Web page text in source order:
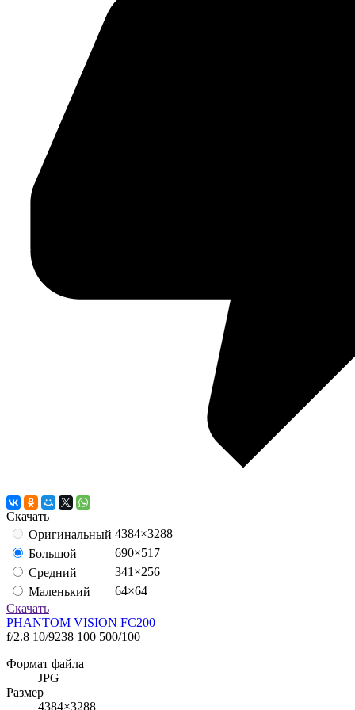
Скачать
Оригинальный 4384×3288
Большой
690×517
Средний
341×256
Маленький
64×64
Скачать
PHANTOM VISION FC200
f/2.8 10/9238 100 500/100
Формат файла
JPG
Размер
4384×3288